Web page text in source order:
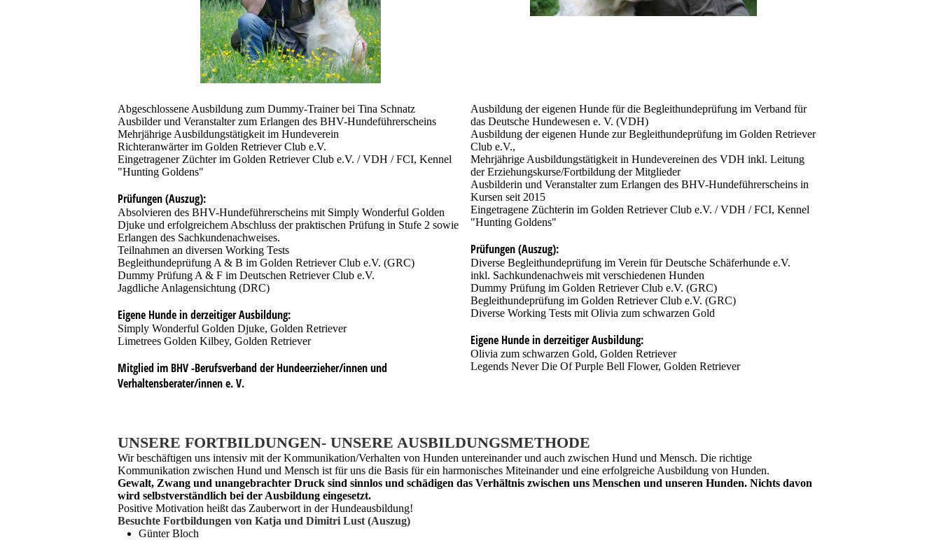
Abgeschlossene Ausbildung zum Dummy-Trainer bei Tina Schnatz
Ausbilder und Veranstalter zum Erlangen des BHV-Hundeführerscheins
Mehrjährige Ausbildungstätigkeit im Hundeverein
Richteranwärter im Golden Retriever Club e.V.
Eingetragener Züchter im Golden Retriever Club e.V. / VDH / FCI, Kennel
"Hunting Goldens"
Prüfungen (Auszug):
Absolvieren des BHV-Hundeführerscheins mit Simply Wonderful Golden
Djuke und erfolgreichem Abschluss der praktischen Prüfung in Stufe 2 sowie
Erlangen des Sachkundenachweises.
Teilnahmen an diversen Working Tests
Begleithundeprüfung A & B im Golden Retriever Club e.V. (GRC)
Dummy Prüfung A & F im Deutschen Retriever Club e.V.
Jagdliche Anlagensichtung (DRC)
Eigene Hunde in derzeitiger Ausbildung:
Simply Wonderful Golden Djuke, Golden Retriever
Limetrees Golden Kilbey, Golden Retriever
Mitglied im BHV -Berufsverband der Hundeerzieher/innen und
Verhaltensberater/innen e. V.
Ausbildung der eigenen Hunde für die Begleithundeprüfung im Verband für
das Deutsche Hundewesen e. V. (VDH)
Ausbildung der eigenen Hunde zur Begleithundeprüfung im Golden Retriever
Club e.V.,
Mehrjährige Ausbildungstätigkeit in Hundevereinen des VDH inkl. Leitung
der Erziehungskurse/Fortbildung der Mitglieder
Ausbilderin und Veranstalter zum Erlangen des BHV-Hundeführerscheins in
Kursen seit 2015
Eingetragene Züchterin im Golden Retriever Club e.V. / VDH / FCI, Kennel
"Hunting Goldens"
Prüfungen (Auszug):
Diverse Begleithundeprüfung im Verein für Deutsche Schäferhunde e.V.
inkl. Sachkundenachweis mit verschiedenen Hunden
Dummy Prüfung im Golden Retriever Club e.V. (GRC)
Begleithundeprüfung im Golden Retriever Club e.V. (GRC)
Diverse Working Tests mit Olivia zum schwarzen Gold
Eigene Hunde in derzeitiger Ausbildung:
Olivia zum schwarzen Gold, Golden Retriever
Legends Never Die Of Purple Bell Flower, Golden Retriever
UNSERE FORTBILDUNGEN- UNSERE AUSBILDUNGSMETHODE
Wir beschäftigen uns intensiv mit der Kommunikation/Verhalten von Hunden untereinander und auch zwischen Hund und Mensch. Die richtige
Kommunikation zwischen Hund und Mensch ist für uns die Basis für ein harmonisches Miteinander und eine erfolgreiche Ausbildung von Hunden.
Gewalt, Zwang und unangebrachter Druck sind sinnlos und schädigen das Verhältnis zwischen uns Menschen und unseren Hunden. Nichts davon
wird selbstverständlich bei der Ausbildung eingesetzt.
Positive Motivation heißt das Zauberwort in der Hundeausbildung!
Besuchte Fortbildungen von Katja und Dimitri Lust (Auszug)
Günter Bloch